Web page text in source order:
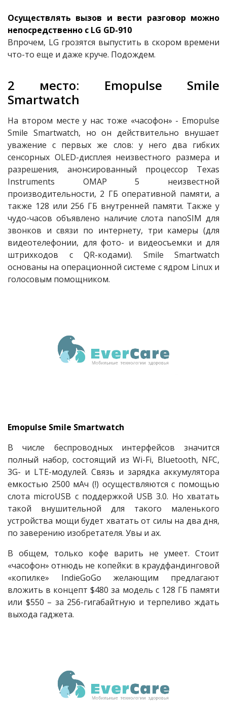
Осуществлять вызов и вести разговор можно
непосредственно с LG GD-910
Впрочем, LG грозятся выпустить в скором времени
что-то еще и даже круче. Подождем.
2 место: Emopulse Smile
Smartwatch
На втором месте у нас тоже «часофон» - Emopulse
Smile Smartwatch, но он действительно внушает
уважение с первых же слов: у него два гибких
сенсорных OLED-дисплея неизвестного размера и
разрешения, анонсированный процессор Texas
Instruments OMAP 5 неизвестной
производительности, 2 ГБ оперативной памяти, а
также 128 или 256 ГБ внутренней памяти. Также у
чудо-часов объявлено наличие слота nanoSIM для
звонков и связи по интернету, три камеры (для
видеотелефонии, для фото- и видеосъемки и для
штрихкодов с QR-кодами). Smile Smartwatch
основаны на операционной системе с ядром Linux и
голосовым помощником.
Emopulse Smile Smartwatch
В числе беспроводных интерфейсов значится
полный набор, состоящий из Wi-Fi, Bluetooth, NFC,
3G- и LTE-модулей. Связь и зарядка аккумулятора
емкостью 2500 мАч (!) осуществляются с помощью
слота microUSB с поддержкой USB 3.0. Но хватать
такой внушительной для такого маленького
устройства мощи будет хватать от силы на два дня,
по заверению изобретателя. Увы и ах.
В общем, только кофе варить не умеет. Стоит
«часофон» отнюдь не копейки: в краудфандинговой
«копилке» IndieGoGo желающим предлагают
вложить в концепт $480 за модель с 128 ГБ памяти
или $550 – за 256-гигабайтную и терпеливо ждать
выхода гаджета.